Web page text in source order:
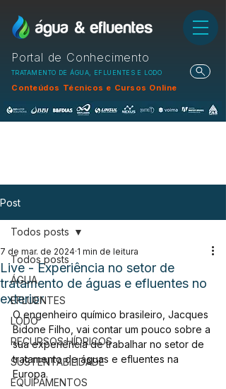
Portal de Conhecimento
TRATAMENTO DE ÁGUA, EFLUENTES E LODO
Conteúdos Técnicos e Cursos Online
Post
Todos posts
ÁGUA
EFLUENTES
LODO
RECURSOS HÍDRICOS
SUSTENTABILIDADE
EQUIPAMENTOS
Todos posts
Live - Experiência no setor de
tratamento de águas e efluentes no
exterior
7 de mar. de 2024 1 min de leitura
O engenheiro químico brasileiro, Jacques
Bidone Filho, vai contar um pouco sobre a
sua experiência de trabalhar no setor de
tratamento de águas e efluentes na
Europa.